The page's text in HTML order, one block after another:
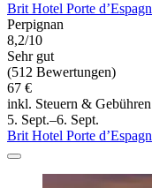
Brit Hotel Porte
Perpignan
8,2/10
Sehr gut
(512 Bewertungen)
67 €
inkl. Steuern & Gebühren
5. Sept.–6. Sept.
Brit Hotel Porte